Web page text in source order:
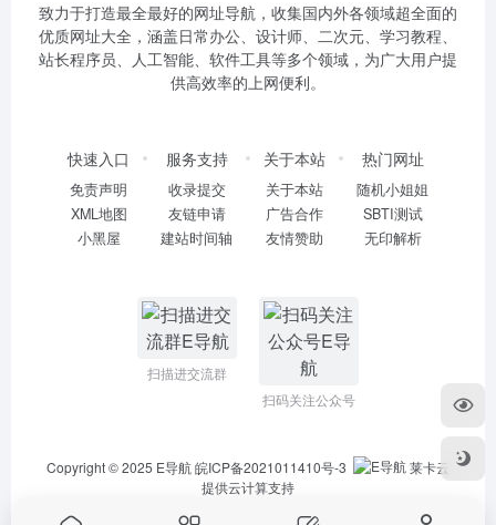
致力于打造最全最好的网址导航，收集国内外各领域超全面的
优质网址大全，涵盖日常办公、设计师、二次元、学习教程、
站长程序员、人工智能、软件工具等多个领域，为广大用户提
供高效率的上网便利。
快速入口
免责声明
XML地图
小黑屋
服务支持
收录提交
友链申请
建站时间轴
关于本站
关于本站
广告合作
友情赞助
热门网址
随机小姐姐
SBTI测试
无印解析
扫描进交流群
扫码关注公众号
Copyright © 2025 E导航皖ICP备2021011410号-3
莱卡云
提供云计算支持